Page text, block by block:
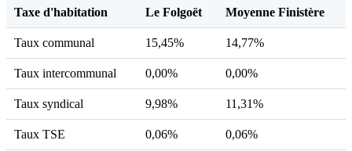
Taxe d'habitation Le Folgoët Moyenne Finistère
Taux communal 15,45% 14,77%
Taux intercommunal 0,00% 0,00%
Taux syndical 9,98% 11,31%
Taux TSE 0,06% 0,06%